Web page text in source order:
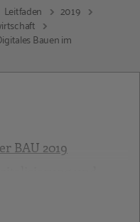
Leitfaden
2019
Bauen im
BAU 2019
Modeling